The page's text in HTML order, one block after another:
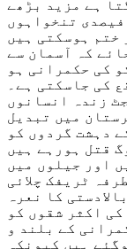
ہے مزید بڑھے
تنخواہوں
ختم ہوسکتی ہیں
کہ آسمان سے
کی حکمرانی ہو
کی جاسکتی ہے۔
زندہ انسانوں
میں تبدیل
دہشت گردوں کو
قتل ہورہے ہیں
اور جیلوں میں
ٹریفک چلائی
کا نعرہ
اکثر شقوں کو
کے بلند و
ہیں کیونکہ